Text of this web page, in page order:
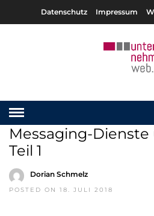
Datenschutz Impressum
Messaging-Dienste
Teil 1
Dorian Schmelz
POSTED ON 18. JULI 2018